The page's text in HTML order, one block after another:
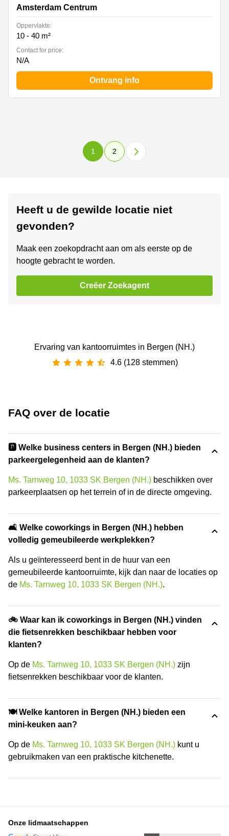
Amsterdam Centrum
Oppervlakte:
10 - 40 m²
Contact for price:
N/A
Ontvang info
1 2
Heeft u de gewilde locatie niet
gevonden?
Maak een zoekopdracht aan om als eerste op de
hoogte gebracht te worden.
Creëer Zoekagent
Ervaring van ‪kantoorruimtes‬ in Bergen (NH.)
4.6 (128 stemmen)
FAQ over de locatie
🅿️ Welke business centers in Bergen (NH.) bieden
parkeergelegenheid aan de klanten?
Ms. Tarnweg 10, 1033 SK Bergen (NH.) beschikken over
parkeerplaatsen op het terrein of in de directe omgeving.
🛋️ Welke coworkings in Bergen (NH.) hebben
volledig gemeubileerde werkplekken?
Als u geïnteresseerd bent in de huur van een
gemeubileerde kantoorruimte, kijk dan naar de locaties op
de Ms. Tarnweg 10, 1033 SK Bergen (NH.).
🚲 Waar kan ik coworkings in Bergen (NH.) vinden
die fietsenrekken beschikbaar hebben voor
klanten?
Op de Ms. Tarnweg 10, 1033 SK Bergen (NH.) zijn
fietsenrekken beschikbaar voor de klanten.
🍽️ Welke kantoren in Bergen (NH.) bieden een
mini-keuken aan?
Op de Ms. Tarnweg 10, 1033 SK Bergen (NH.) kunt u
gebruikmaken van een praktische kitchenette.
Onze lidmaatschappen